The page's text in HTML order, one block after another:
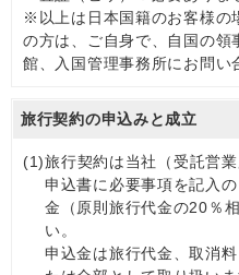
※以上は日本国籍のお客様の
の方は、ご自身で、自国の
館、入国管理事務所にお問い
旅行契約の申込みと成立
(1)旅行契約は当社（受託営
申込書に必要事項を記入
金（原則旅行代金の20％
い。
申込金は旅行代金、取消